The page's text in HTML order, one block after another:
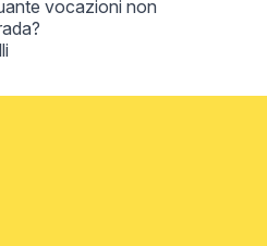
vocazioni non